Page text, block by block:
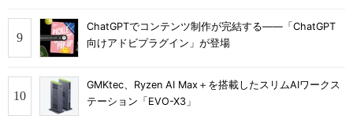
ChatGPTでコンテンツ制作が完結する――「ChatGPT
向けアドビプラグイン」が登場
GMKtec、Ryzen AI Max＋を搭載したスリムAIワークス
テーション「EVO-X3」